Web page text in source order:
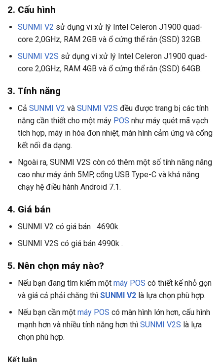
2. Cấu hình
SUNMI V2 sử dụng vi xử lý Intel Celeron J1900 quad-
core 2,0GHz, RAM 2GB và ổ cứng thể rắn (SSD) 32GB.
SUNMI V2S sử dụng vi xử lý Intel Celeron J1900 quad-
core 2,0GHz, RAM 4GB và ổ cứng thể rắn (SSD) 64GB.
3. Tính năng
Cả SUNMI V2 và SUNMI V2S đều được trang bị các tính
năng cần thiết cho một máy POS như máy quét mã vạch
tích hợp, máy in hóa đơn nhiệt, màn hình cảm ứng và cổng
kết nối đa dạng.
Ngoài ra, SUNMI V2S còn có thêm một số tính năng nâng
cao như máy ảnh 5MP, cổng USB Type-C và khả năng
chạy hệ điều hành Android 7.1.
4. Giá bán
SUNMI V2 có giá bán 4690k.
SUNMI V2S có giá bán 4990k .
5. Nên chọn máy nào?
Nếu bạn đang tìm kiếm một máy POS có thiết kế nhỏ gọn
và giá cả phải chăng thì SUNMI V2là lựa chọn phù hợp.
Nếu bạn cần một máy POS có màn hình lớn hơn, cấu hình
mạnh hơn và nhiều tính năng hơn thì SUNMI V2S là lựa
chọn phù hợp.
Kết luận